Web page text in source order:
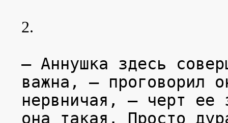
2.
— Аннушка здесь
важна, — проговорил
нервничая, — черт ее
она такая. Просто